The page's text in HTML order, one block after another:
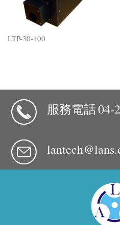
LTP-30-100
服務電話04-